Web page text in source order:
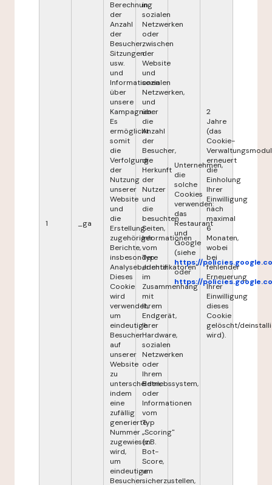
1 _ga
Berechnung
der
Anzahl
der
Besucher,
Sitzungen
usw.
und
Informationen
über
unsere
Kampagnen.
Es
ermöglicht
somit
die
Verfolgung
der
Nutzung
unserer
Website
und
die
Erstellung
zugehöriger
Berichte,
insbesondere
Analyseberichte.
Dieses
Cookie
wird
verwendet,
um
eindeutige
Besucher
auf
unserer
Website
zu
unterscheiden,
indem
eine
zufällig
generierte
Nummer
zugewiesen
wird,
um
eindeutige
Besucher
in
sozialen
Netzwerken
oder
zwischen
der
Website
und
sozialen
Netzwerken,
und
über
die
Anzahl
der
Besucher,
die
Herkunft
der
Nutzer
und
die
besuchten
Seiten,
Informationen
vom
Typ
„Identifikatoren"
im
Zusammenhang
mit
Ihrem
Endgerät,
Ihrer
Hardware,
sozialen
Netzwerken
oder
Ihrem
Betriebssystem,
oder
Informationen
vom
Typ
„Scoring"
(z.B.
Bot-
Score,
um
sicherzustellen,
Unternehmen,
die
solche
Cookies
verwenden:
das
Restaurant
und
Google
(siehe
https://
oder
https://
2
Jahre
(das
Cookie-
Verwaltungsmodul
erneuert
die
Einholung
Ihrer
Einwilligung
nach
maximal
6
Monaten,
wobei
bei
fehlender
Erneuerung
Ihrer
Einwilligung
dieses
Cookie
gelöscht/
wird).